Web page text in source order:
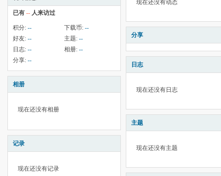
已有 -- 人来访过
积分: -- 下载币: --
好友: -- 主题: --
日志: -- 相册: --
分享: --
相册
现在还没有相册
记录
现在还没有记录
现在还没有动态
分享
日志
现在还没有日志
主题
现在还没有主题